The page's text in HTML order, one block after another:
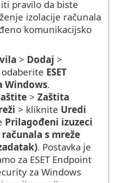
pravilo da biste
izolacije računala
komunikacijsko
> Dodaj >
odaberite ESET
Windows.
> Zaštita
> kliknite Uredi
Prilagođeni izuzeci
s mreže
. Postavka je
za ESET Endpoint
za Windows